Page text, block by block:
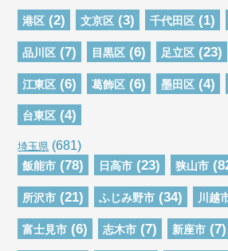
港区 (2) 文京区 (3) 千代田区 (1)
品川区 (7) 目黒区 (6) 足立区 (23)
江東区 (6) 葛飾区 (6) 墨田区 (4)
台東区 (4)
埼玉県 (681)
飯能市 (78) 日高市 (23) 狭山市
所沢市 (21) ふじみ野市 (34) 川越
富士見市 (6) 志木市 (7) 新座市 (7)